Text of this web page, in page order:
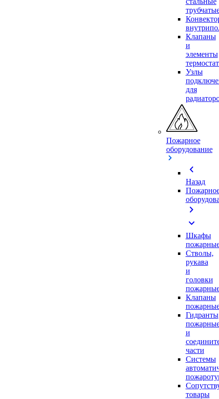
Клапаны
и
элементы
Узлы
для
Пожарное
оборудование
chevron_left
Назад
chevron_right
expand_more
Шкафы
Стволы,
рукава
и
головки
Клапаны
Гидранты
и
части
Системы
товары